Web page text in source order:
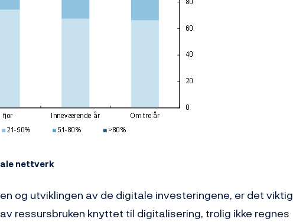
nettverk
og utviklingen av de digitale investeringene, er det viktig
ressursbruken knyttet til digitalisering, trolig ikke regnes